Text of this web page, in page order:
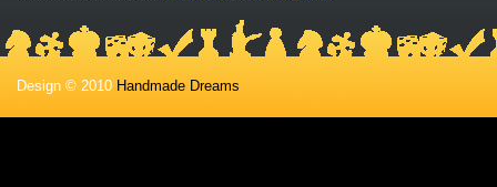
Design © 2010 Handmade Dreams